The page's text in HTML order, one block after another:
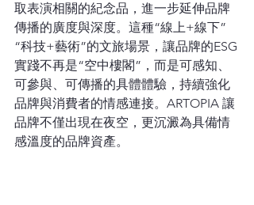
取表演相關的紀念品，進一步延伸品牌
傳播的廣度與深度。這種“線上+線下”
“科技+藝術”的文旅場景，讓品牌的ESG
實踐不再是“空中樓閣”，而是可感知、
可參與、可傳播的具體體驗，持續強化
品牌與消費者的情感連接。ARTOPIA 讓
品牌不僅出現在夜空，更沉澱為具備情
感溫度的品牌資產。